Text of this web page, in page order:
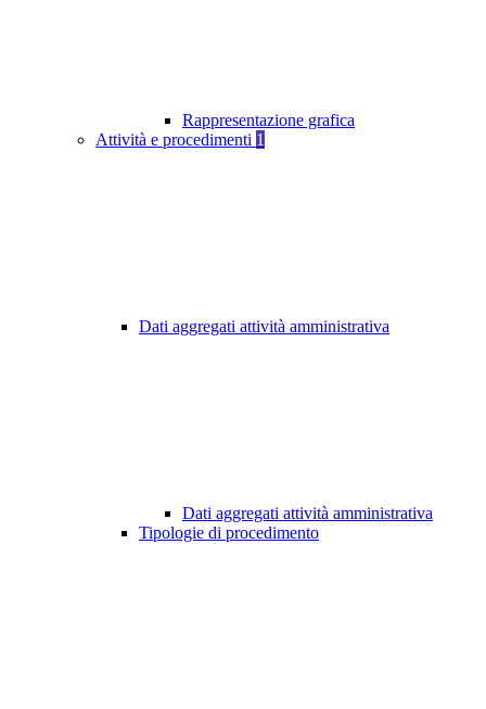
Rappresentazione grafica
Attività e procedimenti 1
Dati aggregati attività amministrativa
Dati aggregati attività amministrativa
Tipologie di procedimento